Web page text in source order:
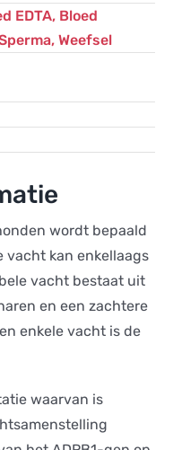
EDTA, Bloed
Weefsel
wordt bepaald
vacht kan enkellaags
vacht bestaat uit
en een zachtere
enkele vacht is de
waarvan is